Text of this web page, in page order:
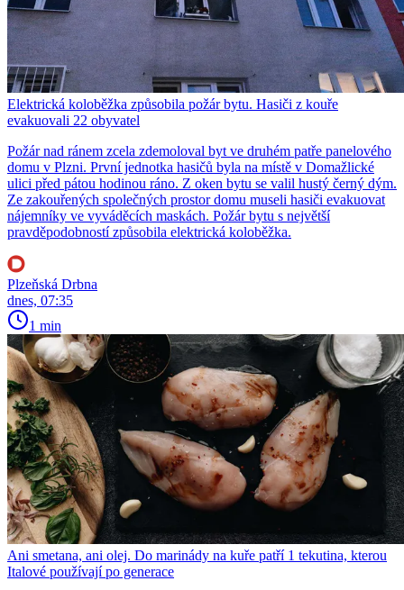
Elektrická koloběžka způsobila požár bytu. Hasiči z kouře
evakuovali 22 obyvatel
Požár nad ránem zcela zdemoloval byt ve druhém patře panelového
domu v Plzni. První jednotka hasičů byla na místě v Domažlické
ulici před pátou hodinou ráno. Z oken bytu se valil hustý černý dým.
Ze zakouřených společných prostor domu museli hasiči evakuovat
nájemníky ve vyváděcích maskách. Požár bytu s největší
pravděpodobností způsobila elektrická koloběžka.
Plzeňská Drbna
dnes, 07:35
1 min
Ani smetana, ani olej. Do marinády na kuře patří 1 tekutina, kterou
Italové používají po generace